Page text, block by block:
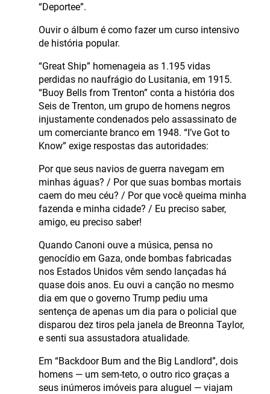
“Deportee”.
Ouvir o álbum é como fazer um curso intensivo
de história popular.
“Great Ship” homenageia as 1.195 vidas
perdidas no naufrágio do Lusitania, em 1915.
“Buoy Bells from Trenton” conta a história dos
Seis de Trenton, um grupo de homens negros
injustamente condenados pelo assassinato de
um comerciante branco em 1948. “I’ve Got to
Know” exige respostas das autoridades:
Por que seus navios de guerra navegam em
minhas águas? / Por que suas bombas mortais
caem do meu céu? / Por que você queima minha
fazenda e minha cidade? / Eu preciso saber,
amigo, eu preciso saber!
Quando Canoni ouve a música, pensa no
genocídio em Gaza, onde bombas fabricadas
nos Estados Unidos vêm sendo lançadas há
quase dois anos. Eu ouvi a canção no mesmo
dia em que o governo Trump pediu uma
sentença de apenas um dia para o policial que
disparou dez tiros pela janela de Breonna Taylor,
e senti sua assustadora atualidade.
Em “Backdoor Bum and the Big Landlord”, dois
homens — um sem-teto, o outro rico graças a
seus inúmeros imóveis para aluguel — viajam